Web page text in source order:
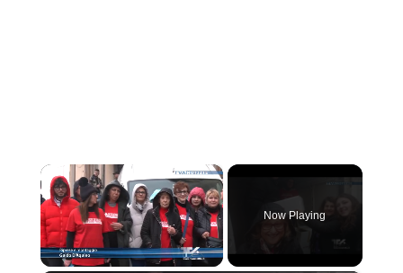
×
Now Playing